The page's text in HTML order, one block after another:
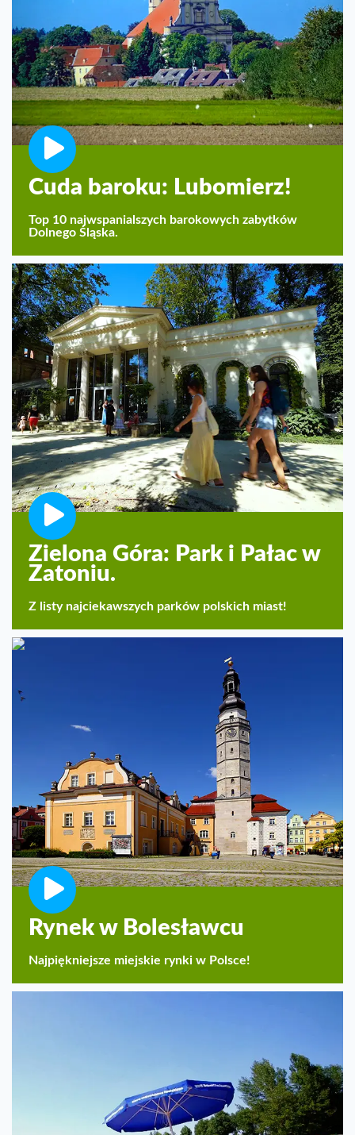
Cuda baroku: Lubomierz!
Top 10 najwspanialszych barokowych zabytków
Dolnego Śląska.
Zielona Góra: Park i Pałac w
Zatoniu.
Z listy najciekawszych parków polskich miast!
Rynek w Bolesławcu
Najpiękniejsze miejskie rynki w Polsce!